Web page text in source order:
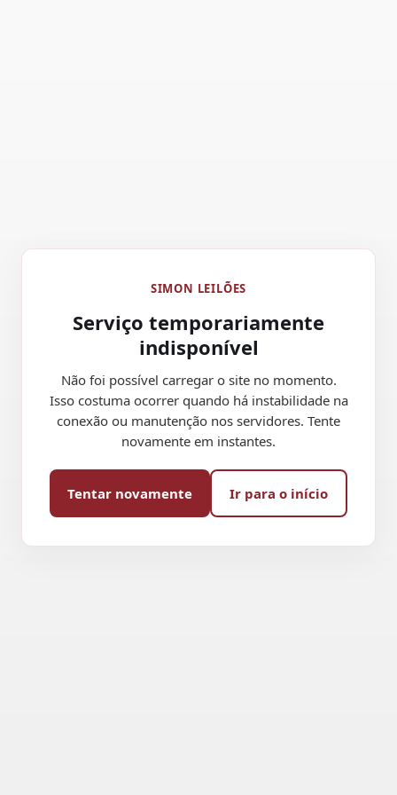
SIMON LEILÕES
Serviço temporariamente
indisponível
Não foi possível carregar o site no momento.
Isso costuma ocorrer quando há instabilidade na
conexão ou manutenção nos servidores. Tente
novamente em instantes.
Tentar novamente Ir para o início